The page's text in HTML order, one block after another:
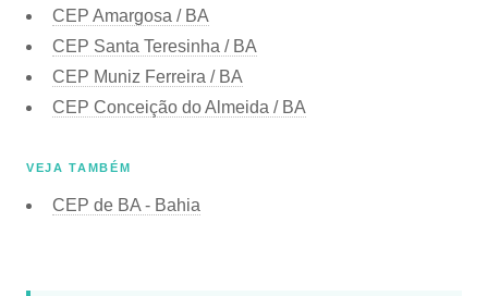
CEP Amargosa / BA
CEP Santa Teresinha / BA
CEP Muniz Ferreira / BA
CEP Conceição do Almeida / BA
VEJA TAMBÉM
CEP de BA - Bahia